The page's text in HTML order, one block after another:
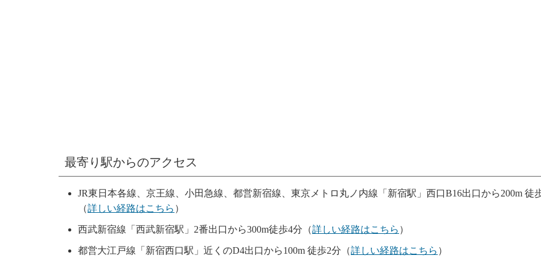
最寄り駅からのアクセス
JR東日本各線、京王線、小田急線、都営新宿線、東京メトロ丸ノ内線「新宿駅」西口B16出口から200m 徒
（詳しい経路はこちら ）
西武新宿線「西武新宿駅」2番出口から300m徒歩4分（詳しい経路はこちら ）
都営大江戸線「新宿西口駅」近くのD4出口から100m 徒歩2分（詳しい経路はこちら ）